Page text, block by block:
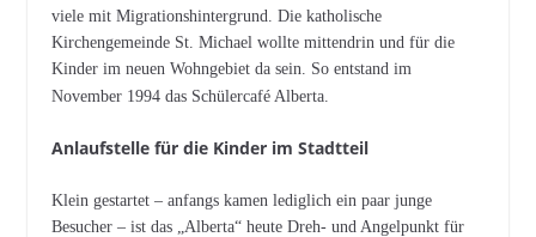
viele mit Migrationshintergrund. Die katholische
Kirchengemeinde St. Michael wollte mittendrin und für die
Kinder im neuen Wohngebiet da sein. So entstand im
November 1994 das Schülercafé Alberta.
Anlaufstelle für die Kinder im Stadtteil
Klein gestartet – anfangs kamen lediglich ein paar junge
Besucher – ist das „Alberta“ heute Dreh- und Angelpunkt für